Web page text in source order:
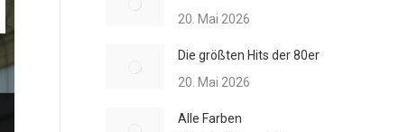
20. Mai 2026
Die größten Hits der 80er
20. Mai 2026
Alle Farben